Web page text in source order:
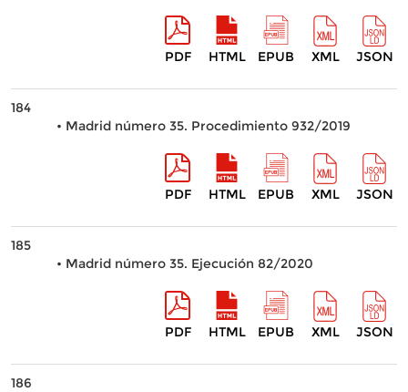
PDF HTML EPUB XML JSON
184
• Madrid número 35. Procedimiento 932/2019
PDF HTML EPUB XML JSON
185
• Madrid número 35. Ejecución 82/2020
PDF HTML EPUB XML JSON
186